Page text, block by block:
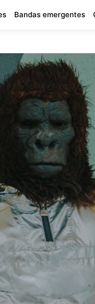
Bandas emergentes